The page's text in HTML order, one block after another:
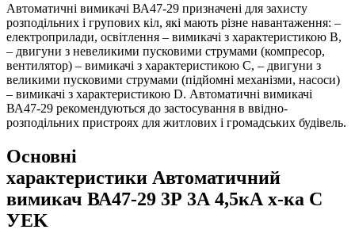
Автоматичні вимикачі ВА47-29 призначені для захисту
розподільних і групових кіл, які мають різне навантаження: –
електроприлади, освітлення – вимикачі з характеристикою B,
– двигуни з невеликими пусковими струмами (компресор,
вентилятор) – вимикачі з характеристикою C, – двигуни з
великими пусковими струмами (підйомні механізми, насоси)
– вимикачі з характеристикою D. Автоматичні вимикачі
ВА47-29 рекомендуються до застосування в ввідно-
розподільних пристроях для житлових і громадських будівель.
Основні
характеристики Автоматичний
вимикач ВА47-29 3Р 3А 4,5кА х-ка C
УEK